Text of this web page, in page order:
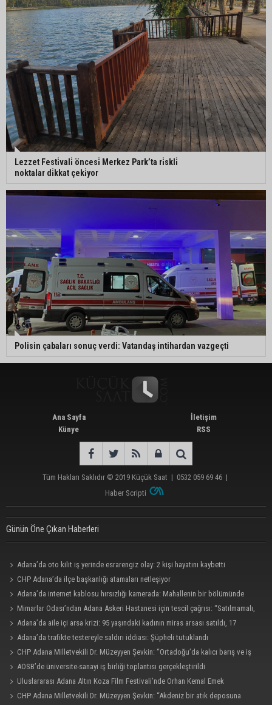
Lezzet Festi̇vali̇ öncesi̇ Merkez Park’ta ri̇skli̇
noktalar di̇kkat çeki̇yor
Polisin çabaları sonuç verdi: Vatandaş intihardan vazgeçti
Ana Sayfa
Künye
İletişim
RSS
Tüm Hakları Saklıdır © 2019 Küçük Saat | 0532 059 69 46 |
Haber Scripti
Günün Öne Çıkan Haberleri
Adana’da oto kilit iş yerinde esrarengiz olay: 2 kişi hayatını kaybetti
CHP Adana’da ilçe başkanlığı atamaları netleşiyor
Adana’da internet kablosu hırsızlığı kamerada: Mahallenin bir bölümünde
internet erişimi kesildi
Mimarlar Odası’ndan Adana Askeri Hastanesi için tescil çağrısı: “Satılmamalı,
amaç dışı kullanılmamalı”
Adana’da aile içi arsa krizi: 95 yaşındaki kadının miras arsası satıldı, 17
milyonun 13 milyonu harcandı
Adana’da trafikte testereyle saldırı iddiası: Şüpheli tutuklandı
CHP Adana Milletvekili Dr. Müzeyyen Şevkin: “Ortadoğu’da kalıcı barış ve iş
birliği sağlanmalı”
AOSB’de üniversite-sanayi iş birliği toplantısı gerçekleştirildi
Uluslararası Adana Altın Koza Film Festivali’nde Orhan Kemal Emek
Ödülleri’nin sahipleri belli oldu
CHP Adana Milletvekili Dr. Müzeyyen Şevkin: “Akdeniz bir atık deposuna